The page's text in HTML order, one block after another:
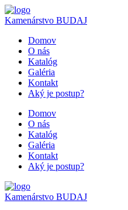
Kamenárstvo BUDAJ
Domov
O nás
Katalóg
Galéria
Kontakt
Aký je postup?
Domov
O nás
Katalóg
Galéria
Kontakt
Aký je postup?
Kamenárstvo BUDAJ